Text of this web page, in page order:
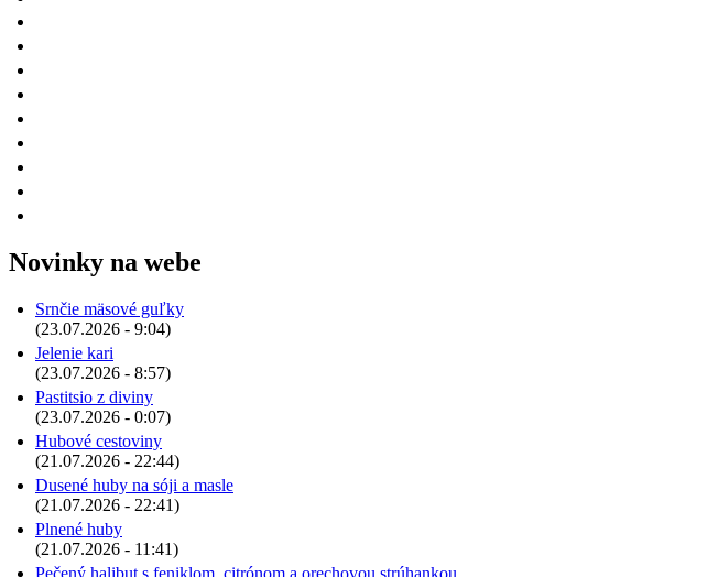
Novinky na webe
Srnčie mäsové guľky
(23.07.2026 - 9:04)
Jelenie kari
(23.07.2026 - 8:57)
Pastitsio z diviny
(23.07.2026 - 0:07)
Hubové cestoviny
(21.07.2026 - 22:44)
Dusené huby na sóji a masle
(21.07.2026 - 22:41)
Plnené huby
(21.07.2026 - 11:41)